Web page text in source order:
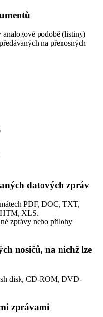
analogové podobě (listiny)
na přenosných
datových zpráv
PDF, DOC, TXT,
XLS.
zprávy nebo přílohy
nosičů, na nichž lze
disk, CD-ROM, DVD-
zprávami